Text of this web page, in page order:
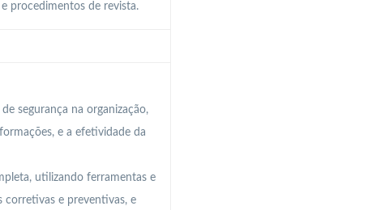
procedimentos de revista.
segurança na organização,
e a efetividade da
utilizando ferramentas e
corretivas e preventivas, e